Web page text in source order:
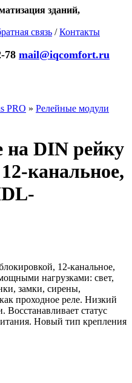
зданий,
связь /Контакты
78 mail@iqcomfort.ru
PRO » Релейные модули
на DIN рейку
канальное,
12-канальное,
нагрузками: свет,
замки, сирены,
проходное реле. Низкий
статус
Новый тип крепления